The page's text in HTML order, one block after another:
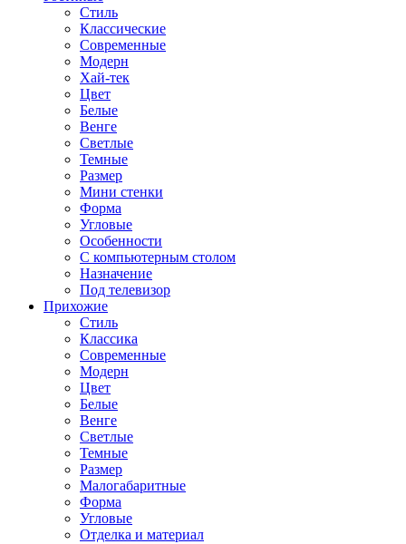
Стиль
Классические
Современные
Модерн
Хай-тек
Цвет
Белые
Венге
Светлые
Темные
Размер
Мини стенки
Форма
Угловые
Особенности
С компьютерным столом
Назначение
Под телевизор
Прихожие
Стиль
Классика
Современные
Модерн
Цвет
Белые
Венге
Светлые
Темные
Размер
Малогабаритные
Форма
Угловые
Отделка и материал